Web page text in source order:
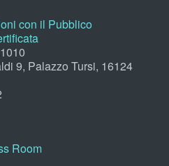
con il Pubblico
9, Palazzo Tursi, 16124
Room